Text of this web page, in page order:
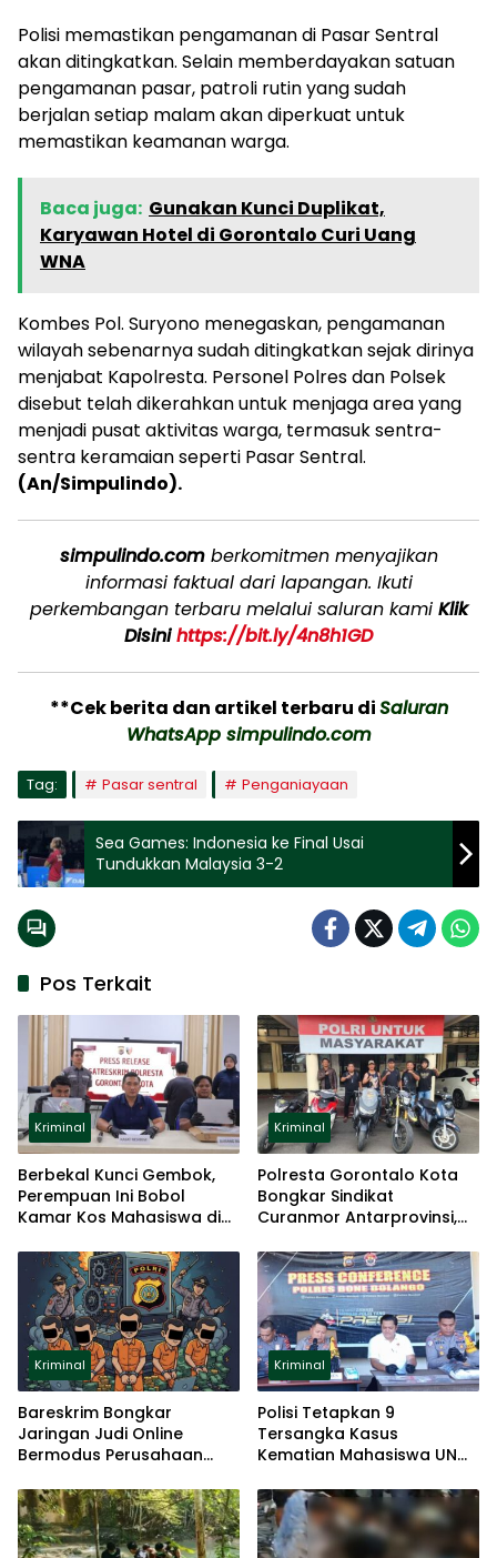
Polisi memastikan pengamanan di Pasar Sentral
akan ditingkatkan. Selain memberdayakan satuan
pengamanan pasar, patroli rutin yang sudah
berjalan setiap malam akan diperkuat untuk
memastikan keamanan warga.
Baca juga: Gunakan Kunci Duplikat,
Karyawan Hotel di Gorontalo Curi Uang
WNA
Kombes Pol. Suryono menegaskan, pengamanan
wilayah sebenarnya sudah ditingkatkan sejak dirinya
menjabat Kapolresta. Personel Polres dan Polsek
disebut telah dikerahkan untuk menjaga area yang
menjadi pusat aktivitas warga, termasuk sentra-
sentra keramaian seperti Pasar Sentral.
(An/Simpulindo).
simpulindo.comberkomitmen menyajikan
informasi faktual dari lapangan. Ikuti
perkembangan terbaru melalui saluran kami Klik
Disinihttps://bit.ly/4n8h1GD
**Cek berita dan artikel terbaru diSaluran
WhatsApp simpulindo.com
Tag: Pasar sentral Penganiayaan
Sea Games: Indonesia ke Final Usai
Tundukkan Malaysia 3-2
Pos Terkait
Kriminal
Berbekal Kunci Gembok,
Perempuan Ini Bobol
Kamar Kos Mahasiswa di
Kriminal
Polresta Gorontalo Kota
Bongkar Sindikat
Curanmor Antarprovinsi,
Kriminal
Bareskrim Bongkar
Jaringan Judi Online
Bermodus Perusahaan
Kriminal
Polisi Tetapkan 9
Tersangka Kasus
Kematian Mahasiswa UNG
BTN